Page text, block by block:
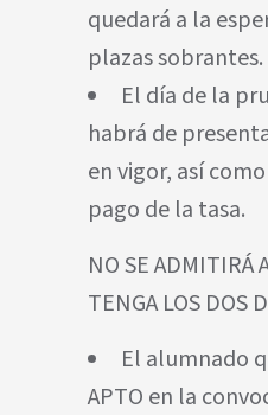
quedará a la
plazas sobrantes.
El día de la
habrá de
en vigor, así
pago de la tasa.
NO SE ADMITIRÁ
TENGA LOS DOS
El alumnado
APTO en la